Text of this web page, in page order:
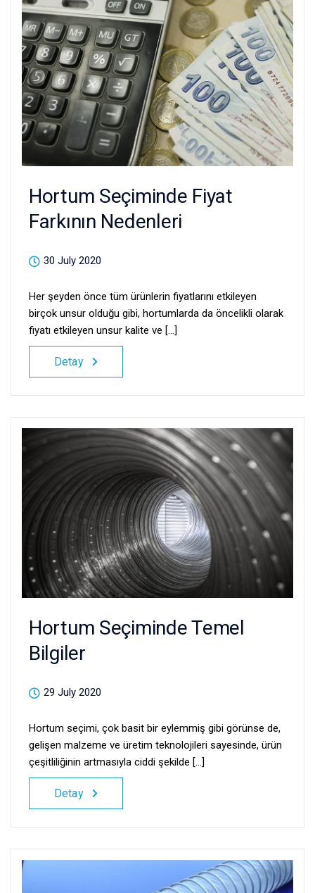
Hortum Seçiminde Fiyat
Farkının Nedenleri
30 July 2020
Her şeyden önce tüm ürünlerin fiyatlarını etkileyen
birçok unsur olduğu gibi, hortumlarda da öncelikli olarak
fiyatı etkileyen unsur kalite ve [...]
Detay
Hortum Seçiminde Temel
Bilgiler
29 July 2020
Hortum seçimi, çok basit bir eylemmiş gibi görünse de,
gelişen malzeme ve üretim teknolojileri sayesinde, ürün
çeşitliliğinin artmasıyla ciddi şekilde [...]
Detay